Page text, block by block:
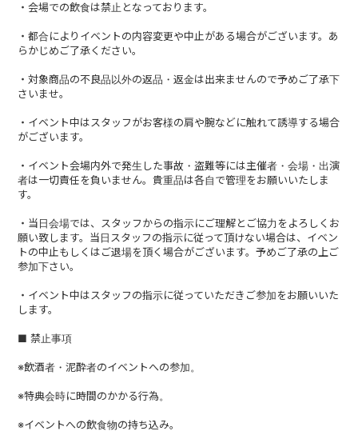
・会場での飲食は禁止となっております。
・都合によりイベントの内容変更や中止がある場合がございます。あ
らかじめご了承ください。
・対象商品の不良品以外の返品・返金は出来ませんので予めご了承下
さいませ。
・イベント中はスタッフがお客様の肩や腕などに触れて誘導する場合
がございます。
・イベント会場内外で発生した事故・盗難等には主催者・会場・出演
者は一切責任を負いません。貴重品は各自で管理をお願いいたしま
す。
・当日会場では、スタッフからの指示にご理解とご協力をよろしくお
願い致します。当日スタッフの指示に従って頂けない場合は、イベン
トの中止もしくはご退場を頂く場合がございます。予めご了承の上ご
参加下さい。
・イベント中はスタッフの指示に従っていただきご参加をお願いいた
します。
■ 禁止事項
※飲酒者・泥酔者のイベントへの参加。
※特典会時に時間のかかる行為。
※イベントへの飲食物の持ち込み。